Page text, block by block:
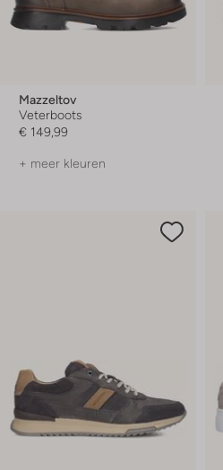
Mazzeltov
Veterboots
€ 149,99
+ meer kleuren